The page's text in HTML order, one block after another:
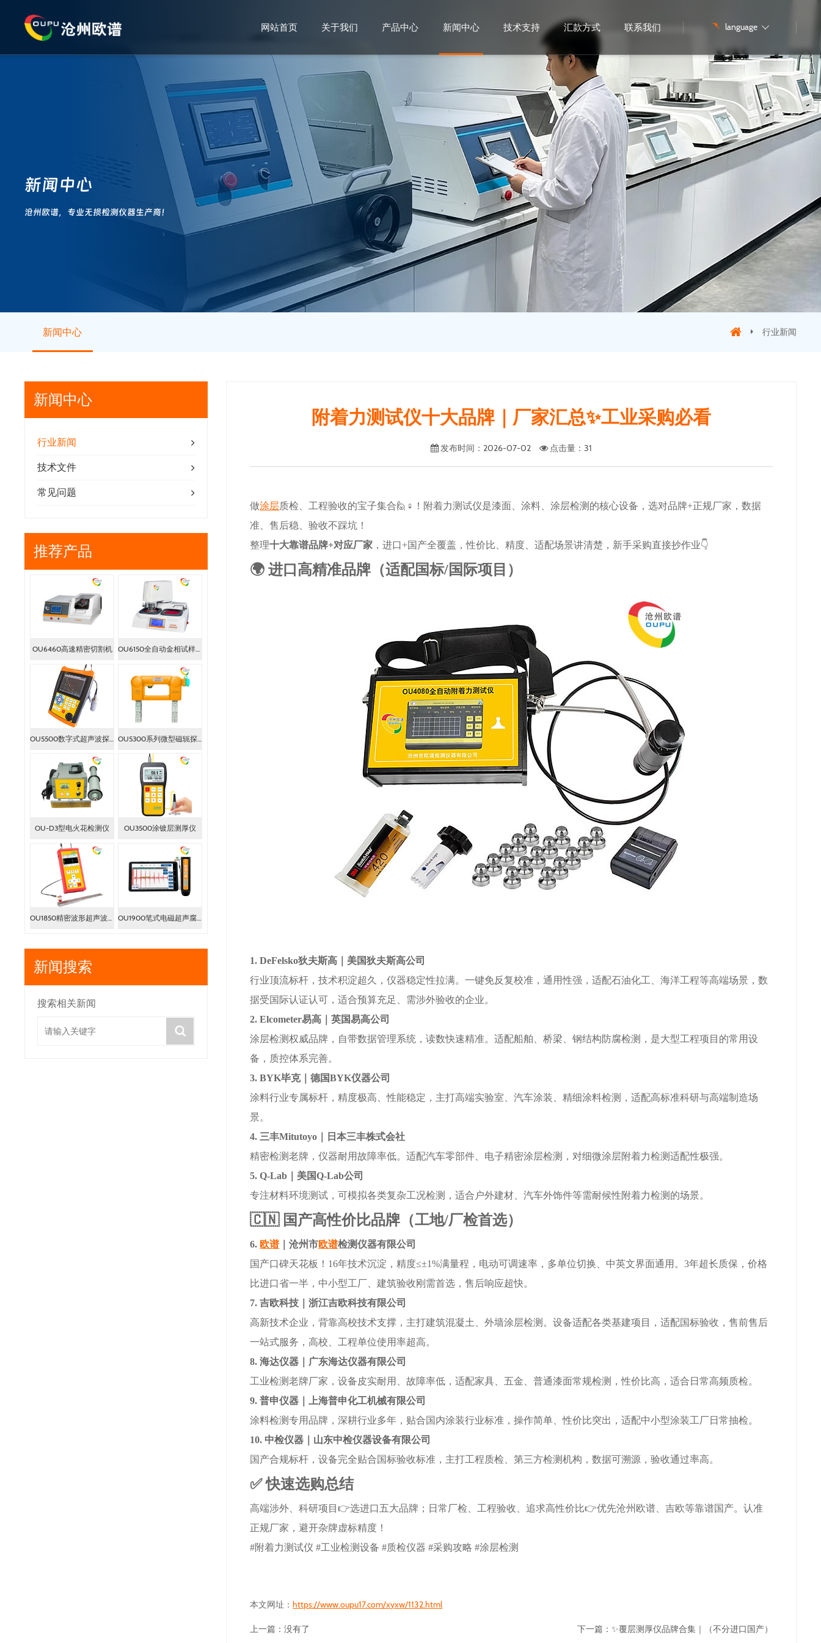
网站首页 关于我们 产品中心 新闻中心 技术支持 汇款方式 联系我们 language 
新闻中心
沧州欧谱，专业无损检测仪器生产商！
新闻中心 行业新闻
新闻中心
行业新闻
技术文件
常见问题
推荐产品
OU6460高速精密切割机 OU6150全自动金相试样磨抛机
OU-D3型电火花检测仪 OU3500涂镀层测厚仪
新闻搜索
搜索相关新闻
附着力测试仪十大品牌｜厂家汇总✨工业采购必看
发布时间 ：2026-07-02 点击量： 31
做涂层质检、工程验收的宝子集合🙋 ♀️ ！附着力测试仪是漆面、涂料、涂层检测的核心设备，选对品牌+正规厂家，数据
准、售后稳、验收不踩坑！
整理十大靠谱品牌+对应厂家 ，进口+国产全覆盖，性价比、精度、适配场景讲清楚，新手采购直接抄作业👇
🌍 进口高精准品牌（适配国标/国际项目）
1. DeFelsko狄夫斯高｜美国狄夫斯高公司
行业顶流标杆，技术积淀超久，仪器稳定性拉满。一键免反复校准，通用性强，适配石油化工、海洋工程等高端场景，数
据受国际认证认可，适合预算充足、需涉外验收的企业。
2. Elcometer易高｜英国易高公司
涂层检测权威品牌，自带数据管理系统，读数快速精准。适配船舶、桥梁、钢结构防腐检测，是大型工程项目的常用设
备，质控体系完善。
3. BYK毕克｜德国BYK仪器公司
涂料行业专属标杆，精度极高、性能稳定，主打高端实验室、汽车涂装、精细涂料检测，适配高标准科研与高端制造场
景。
4. 三丰Mitutoyo｜日本三丰株式会社
精密检测老牌，仪器耐用故障率低。适配汽车零部件、电子精密涂层检测，对细微涂层附着力检测适配性极强。
5. Q-Lab ｜美国Q-Lab公司
专注材料环境测试，可模拟各类复杂工况检测，适合户外建材、汽车外饰件等需耐候性附着力检测的场景。
🇨🇳 国产高性价比品牌（工地/厂检首选）
6. 欧谱｜沧州市欧谱检测仪器有限公司
国产口碑天花板！16年技术沉淀，精度≤±1%满量程，电动可调速率，多单位切换、中英文界面通用。3年超长质保，价格
比进口省一半，中小型工厂、建筑验收刚需首选，售后响应超快。
7.吉欧科技｜浙江吉欧科技有限公司
高新技术企业，背靠高校技术支撑，主打建筑混凝土、外墙涂层检测。设备适配各类基建项目，适配国标验收，售前售后
一站式服务，高校、工程单位使用率超高。
8.海达仪器｜广东海达仪器有限公司
工业检测老牌厂家，设备皮实耐用、故障率低，适配家具、五金、普通漆面常规检测，性价比高，适合日常高频质检。
9.普申仪器｜上海普申化工机械有限公司
涂料检测专用品牌，深耕行业多年，贴合国内涂装行业标准，操作简单、性价比突出，适配中小型涂装工厂日常抽检。
10. 中检仪器｜山东中检仪器设备有限公司
国产合规标杆，设备完全贴合国标验收标准，主打工程质检、第三方检测机构，数据可溯源，验收通过率高。
✅ 快速选购总结
高端涉外、科研项目👉选进口五大品牌；日常厂检、工程验收、追求高性价比👉优先沧州欧谱、吉欧等靠谱国产。认准
正规厂家，避开杂牌虚标精度！
#附着力测试仪 #工业检测设备 #质检仪器 #采购攻略 #涂层检测
本文网址：https://www.oupu17.com/xyxw/1132.html
上一篇：没有了 下一篇： ✨覆层测厚仪品牌合集｜（不分进口国产）